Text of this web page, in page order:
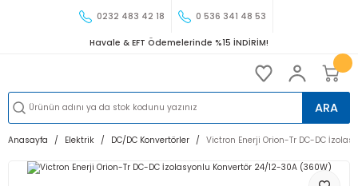
0232 483 42 18 0 536 341 48 53
Havale & EFT Ödemelerinde %15 İNDİRİM!
ARA
Anasayfa Elektrik DC/DC Konvertörler Victron Enerji Orion-Tr DC-DC